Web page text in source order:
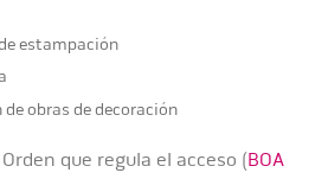
estampación
obras de decoración
que regula el acceso (BOA